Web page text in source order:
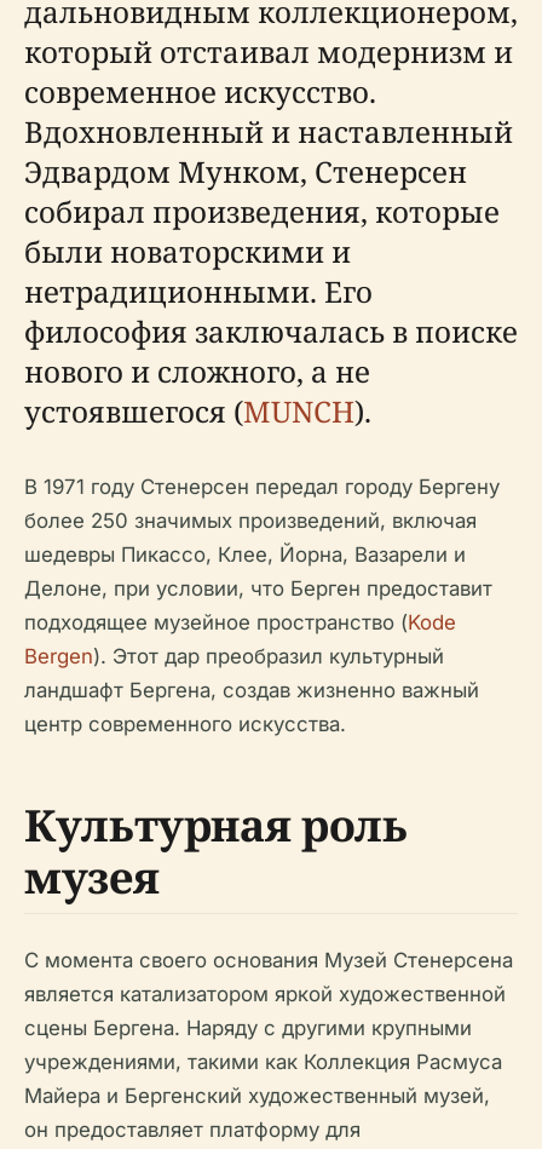
дальновидным коллекционером,
который отстаивал модернизм и
современное искусство.
Вдохновленный и наставленный
Эдвардом Мунком, Стенерсен
собирал произведения, которые
были новаторскими и
нетрадиционными. Его
философия заключалась в поиске
нового и сложного, а не
устоявшегося (MUNCH).
В 1971 году Стенерсен передал городу Бергену
более 250 значимых произведений, включая
шедевры Пикассо, Клее, Йорна, Вазарели и
Делоне, при условии, что Берген предоставит
подходящее музейное пространство (Kode
Bergen). Этот дар преобразил культурный
ландшафт Бергена, создав жизненно важный
центр современного искусства.
Культурная роль
музея
С момента своего основания Музей Стенерсена
является катализатором яркой художественной
сцены Бергена. Наряду с другими крупными
учреждениями, такими как Коллекция Расмуса
Майера и Бергенский художественный музей,
он предоставляет платформу для